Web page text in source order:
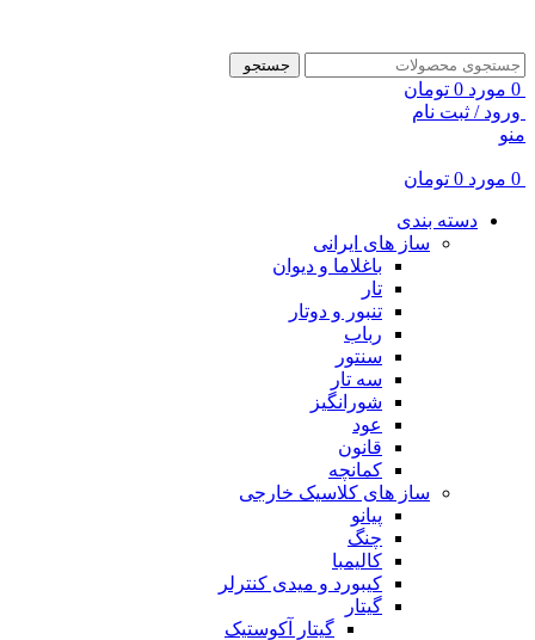
جستجو
0 مورد 0 تومان
ورود / ثبت نام
منو
0 مورد 0 تومان
دسته بندی
ساز های ایرانی
باغلاما و دیوان
تار
تنبور و دوتار
رباب
سنتور
سه تار
شورانگیز
عود
قانون
کمانچه
ساز های کلاسیک خارجی
پیانو
چنگ
کالیمبا
کیبورد و میدی کنترلر
گیتار
گیتار آکوستیک